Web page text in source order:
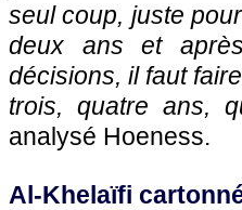
seul coup, juste
deux ans et
décisions, il faut
trois, quatre ans,
analysé Hoeness.
Al-Khelaïfi